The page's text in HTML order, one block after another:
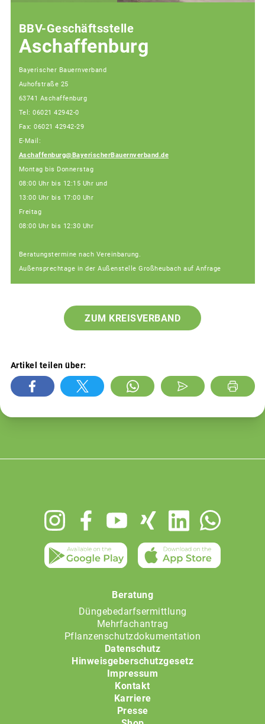
BBV-Geschäftsstelle
Aschaffenburg
Bayerischer Bauernverband
Auhofstraße 25
63741 Aschaffenburg
Tel: 06021 42942-0
Fax: 06021 42942-29
E-Mail:
Aschaffenburg@BayerischerBauernverband.de
Montag bis Donnerstag
08:00 Uhr bis 12:15 Uhr und
13:00 Uhr bis 17:00 Uhr
Freitag
08:00 Uhr bis 12:30 Uhr
Beratungstermine nach Vereinbarung.
Außensprechtage in der Außenstelle Großheubach auf Anfrage
ZUM KREISVERBAND
Artikel teilen über:
Beratung
Düngebedarfsermittlung
Mehrfachantrag
Pflanzenschutzdokumentation
Datenschutz
Hinweisgeberschutzgesetz
Impressum
Kontakt
Karriere
Presse